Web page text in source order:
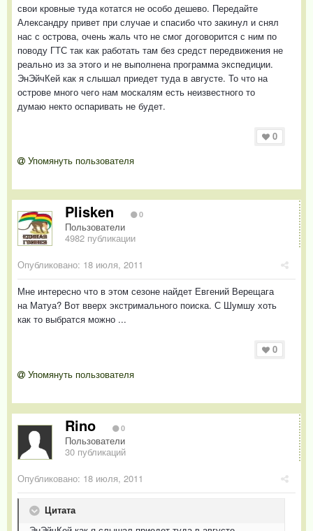
свои кровные туда котатся не особо дешево. Передайте
Александру привет при случае и спасибо что закинул и снял
нас с острова, очень жаль что не смог договорится с ним по
поводу ГТС так как работать там без средст передвижения не
реально из за этого и не выполнена программа экспедиции.
ЭнЭйчКей как я слышал приедет туда в августе. То что на
острове много чего нам москалям есть неизвестного то
думаю некто оспаривать не будет.
0
Упомянуть пользователя
Plisken 0
Пользователи
4982 публикации
Опубликовано: 18 июля, 2011
Мне интересно что в этом сезоне найдет Евгений Верещага
на Матуа? Вот вверх экстримального поиска. С Шумшу хоть
как то выбратся можно ...
0
Упомянуть пользователя
Rino 0
Пользователи
30 публикаций
Опубликовано: 18 июля, 2011
Цитата